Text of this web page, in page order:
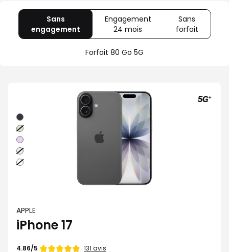
Sans
engagement
80
Go
Engagement
24 mois
Offre
spéciale
Sans
forfait
Sans
Forfait 80 Go 5G
Noir
Sauge
Lavande
Brume
Blanc
APPLE
iPhone 17
Note
4.86/5 131 avis